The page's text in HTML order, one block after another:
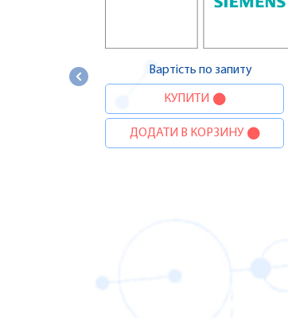
Вартість по запиту
КУПИТИ
ДОДАТИ В КОРЗИНУ